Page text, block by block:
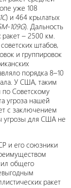
уже 108
) и 464 крылатых
109G). Дальность
ракет – 2500 км.
штабов,
и группировок
порядка 8–10
У США, таким
по Советскому
угроза нашей
с заключением
угрозы для США не
и его союзники
общего
ракет